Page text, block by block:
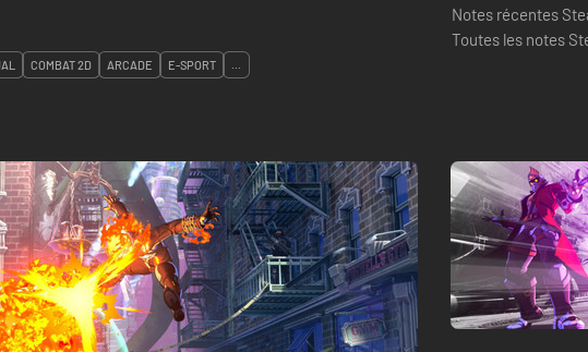
Notes récentes
Toutes les notes
COMBAT 2D ARCADE E-SPORT ...